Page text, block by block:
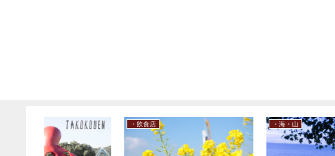
笠岡観光 ・笠岡諸島